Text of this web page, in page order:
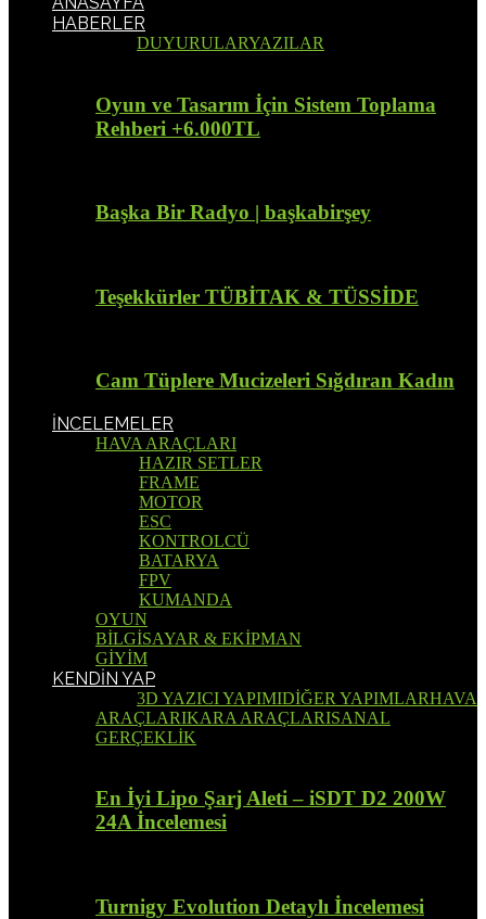
HABERLER
DUYURULARYAZILAR
Oyun ve Tasarım İçin Sistem Toplama
Rehberi +6.000TL
Başka Bir Radyo | başkabirşey
Teşekkürler TÜBİTAK & TÜSSİDE
Cam Tüplere Mucizeleri Sığdıran Kadın
İNCELEMELER
HAVA ARAÇLARI
HAZIR SETLER
FRAME
MOTOR
ESC
KONTROLCÜ
BATARYA
FPV
KUMANDA
OYUN
BİLGİSAYAR & EKİPMAN
GİYİM
KENDİN YAP
3D YAZICI YAPIMIDİĞER YAPIMLARHAVA
ARAÇLARIKARA ARAÇLARISANAL
GERÇEKLİK
En İyi Lipo Şarj Aleti – iSDT D2 200W
24A İncelemesi
Turnigy Evolution Detaylı İncelemesi